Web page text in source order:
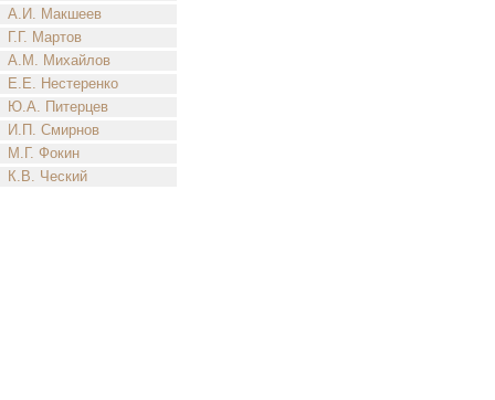
А.И. Макшеев
Г.Г. Мартов
А.М. Михайлов
Е.Е. Нестеренко
Ю.А. Питерцев
И.П. Смирнов
М.Г. Фокин
К.В. Ческий